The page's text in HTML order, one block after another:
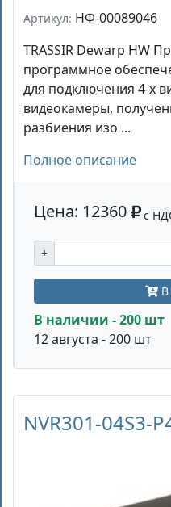
Артикул: НФ-00089046
TRASSIR Dewarp HW
программное
для подключения 4-х
видеокамеры,
разбиения изо ...
Полное описание
Цена: 12360 с
+
В
В наличии - 200 шт
12 августа - 200 шт
NVR301-04S3-